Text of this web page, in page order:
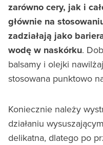
zarówno cery, jak i
głównie na
zadziałają jako
wodę w naskórku.
balsamy i olejki
stosowana punktowo
Koniecznie należy
działaniu
delikatna, dlatego po